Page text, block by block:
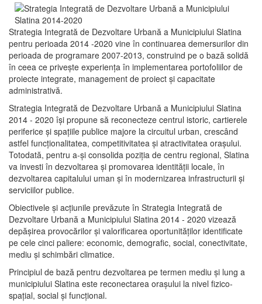
Strategia Integrată de Dezvoltare Urbană a Municipiului Slatina
pentru perioada 2014 -2020 vine în continuarea demersurilor din
perioada de programare 2007-2013, construind pe o bază solidă
în ceea ce priveşte experienţa în implementarea portofoliilor de
proiecte integrate, management de proiect și capacitate
administrativă.
Strategia Integrată de Dezvoltare Urbană a Municipiului Slatina
2014 - 2020 își propune să reconecteze centrul istoric, cartierele
periferice şi spaţiile publice majore la circuitul urban, crescând
astfel funcţionalitatea, competitivitatea şi atractivitatea oraşului.
Totodată, pentru a-şi consolida poziţia de centru regional, Slatina
va investi în dezvoltarea şi promovarea identităţii locale, în
dezvoltarea capitalului uman şi în modernizarea infrastructurii şi
serviciilor publice.
Obiectivele şi acţiunile prevăzute în Strategia Integrată de
Dezvoltare Urbană a Municipiului Slatina 2014 - 2020 vizează
depășirea provocărilor şi valorificarea oportunităţilor identificate
pe cele cinci paliere: economic, demografic, social, conectivitate,
mediu şi schimbări climatice.
Principiul de bază pentru dezvoltarea pe termen mediu şi lung a
municipiului Slatina este reconectarea oraşului la nivel fizico-
spaţial, social şi funcţional.